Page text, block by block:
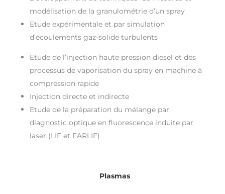
modélisation de la granulométrie d’un spray
Etude expérimentale et par simulation
d’écoulements gaz-solide turbulents
Etude de l’injection haute pression diesel et des
processus de vaporisation du spray en machine à
compression rapide
Injection directe et indirecte
Etude de la préparation du mélange par
diagnostic optique en fluorescence induite par
laser (LIF et FARLIF)
Plasmas